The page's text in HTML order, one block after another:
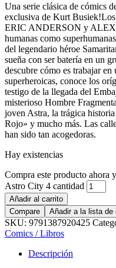
Una serie clásica de cómics
exclusiva de Kurt
ERIC ANDERSON y ALEX
humanas como
del legendario héroe
sueña con ser batería en un
descubre cómo es trabajar
superheroicas, conoce los
testigo de la llegada del
misterioso Hombre
joven Astra, la trágica
Rojo» y mucho más. Las
han sido tan acogedoras.
Hay existencias
Compra este producto ahora
Astro City 4 cantidad
Añadir al carrito
Compare
Añadir a la lista de
SKU: 9791387920425
Comics / Libros
Descripción